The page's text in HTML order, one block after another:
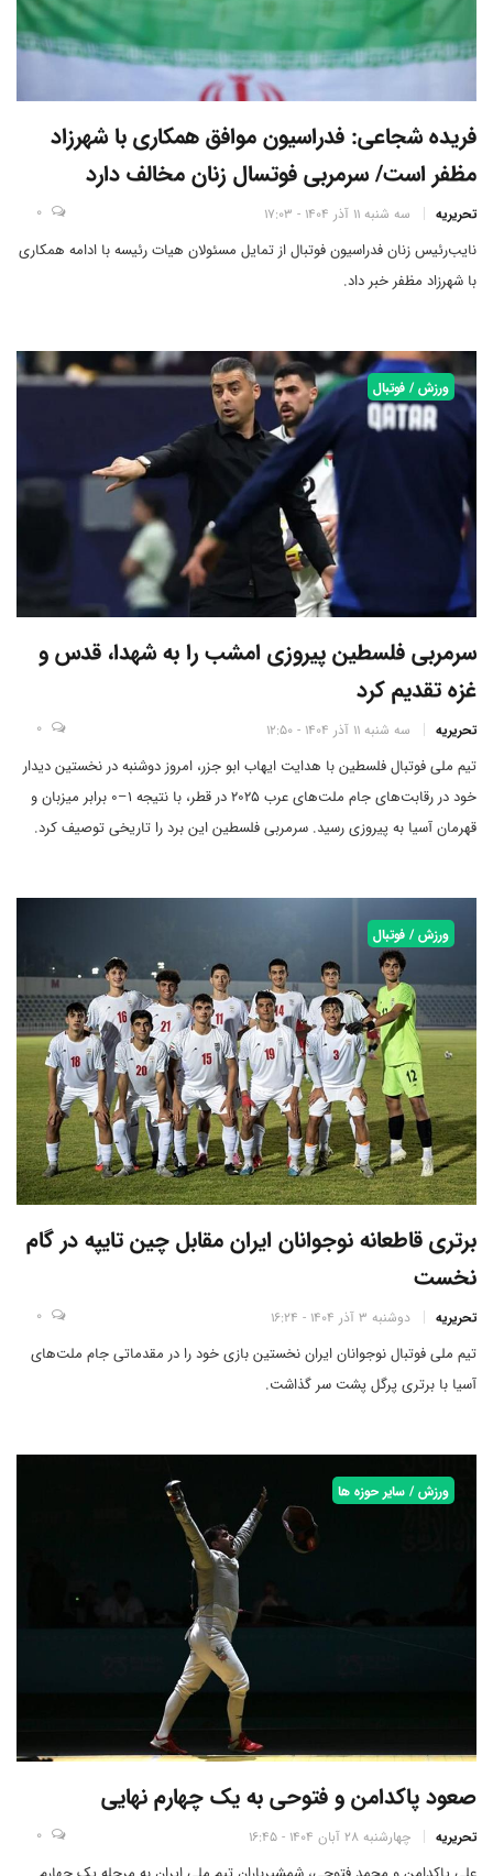
فریده شجاعی: فدراسیون موافق همکاری با شهرزاد
مظفر است/ سرمربی فوتسال زنان مخالف دارد
تحریریه سه شنبه 11 آذر 1404 - 17:03 0
نایب‌رئیس زنان فدراسیون فوتبال از تمایل مسئولان هیات رئیسه با ادامه همکاری
با شهرزاد مظفر خبر داد.
ورزش / فوتبال
سرمربی فلسطین پیروزی امشب را به شهدا، قدس و
غزه تقدیم کرد
تحریریه سه شنبه 11 آذر 1404 - 12:50 0
تیم ملی فوتبال فلسطین با هدایت ایهاب ابو جزر، امروز دوشنبه در نخستین دیدار
خود در رقابت‌های جام ملت‌های عرب 2025 در قطر، با نتیجه 1–0 برابر میزبان و
قهرمان آسیا به پیروزی رسید. سرمربی فلسطین این برد را تاریخی توصیف کرد.
ورزش / فوتبال
برتری قاطعانه نوجوانان ایران مقابل چین تایپه در گام
نخست
تحریریه دوشنبه 3 آذر 1404 - 16:24 0
تیم ملی فوتبال نوجوانان ایران نخستین بازی خود را در مقدماتی جام ملت‌های
آسیا با برتری پرگل پشت سر گذاشت.
ورزش / سایر حوزه ها
صعود پاکدامن و فتوحی به یک چهارم نهایی
تحریریه چهارشنبه 28 آبان 1404 - 16:45 0